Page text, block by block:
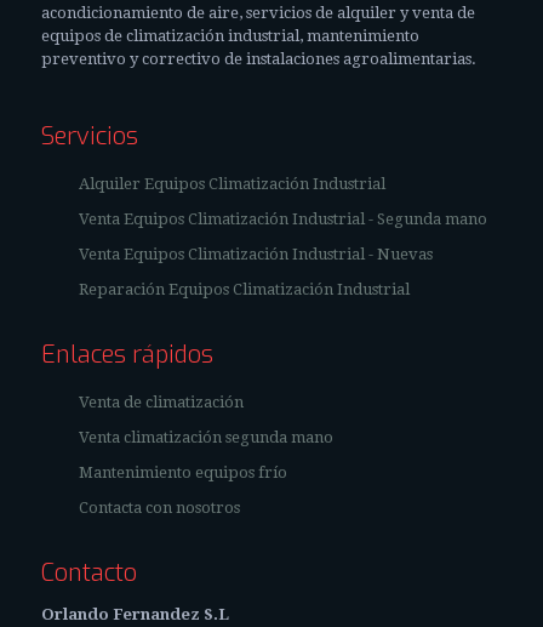
acondicionamiento de aire, servicios de alquiler y venta de
equipos de climatización industrial, mantenimiento
preventivo y correctivo de instalaciones agroalimentarias.
Servicios
Alquiler Equipos Climatización Industrial
Venta Equipos Climatización Industrial - Segunda mano
Venta Equipos Climatización Industrial - Nuevas
Reparación Equipos Climatización Industrial
Enlaces rápidos
Venta de climatización
Venta climatización segunda mano
Mantenimiento equipos frío
Contacta con nosotros
Contacto
Orlando Fernandez S.L